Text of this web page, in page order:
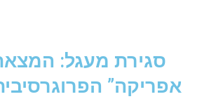
סגירת מעגל:
אפריקה”